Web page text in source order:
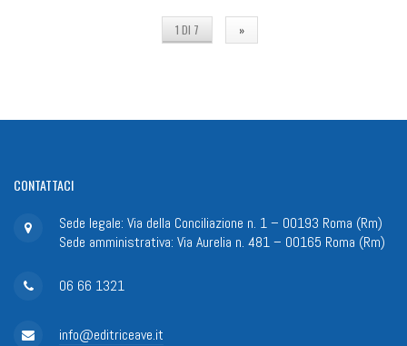
1 DI 7 »
CONTATTACI
Sede legale: Via della Conciliazione n. 1 – 00193 Roma (Rm)
Sede amministrativa: Via Aurelia n. 481 – 00165 Roma (Rm)
06 66 1321
info@editriceave.it